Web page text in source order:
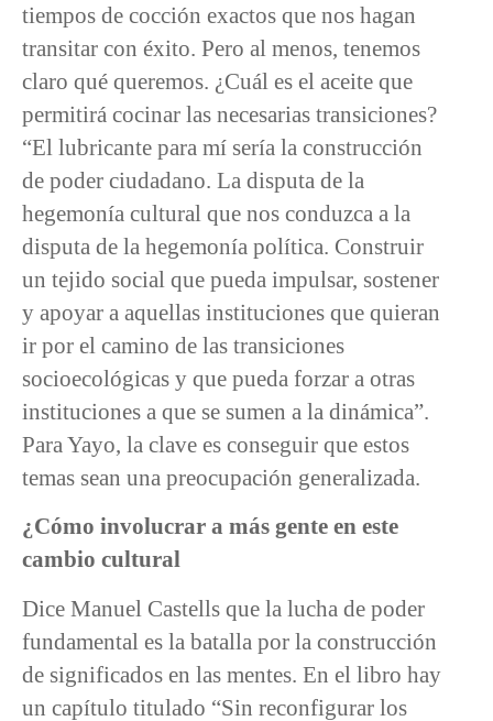
tiempos de cocción exactos que nos hagan
transitar con éxito. Pero al menos, tenemos
claro qué queremos. ¿Cuál es el aceite que
permitirá cocinar las necesarias transiciones?
“El lubricante para mí sería la construcción
de poder ciudadano. La disputa de la
hegemonía cultural que nos conduzca a la
disputa de la hegemonía política. Construir
un tejido social que pueda impulsar, sostener
y apoyar a aquellas instituciones que quieran
ir por el camino de las transiciones
socioecológicas y que pueda forzar a otras
instituciones a que se sumen a la dinámica”.
Para Yayo, la clave es conseguir que estos
temas sean una preocupación generalizada.
¿Cómo involucrar a más gente en este
cambio cultural
Dice Manuel Castells que la lucha de poder
fundamental es la batalla por la construcción
de significados en las mentes. En el libro hay
un capítulo titulado “Sin reconfigurar los